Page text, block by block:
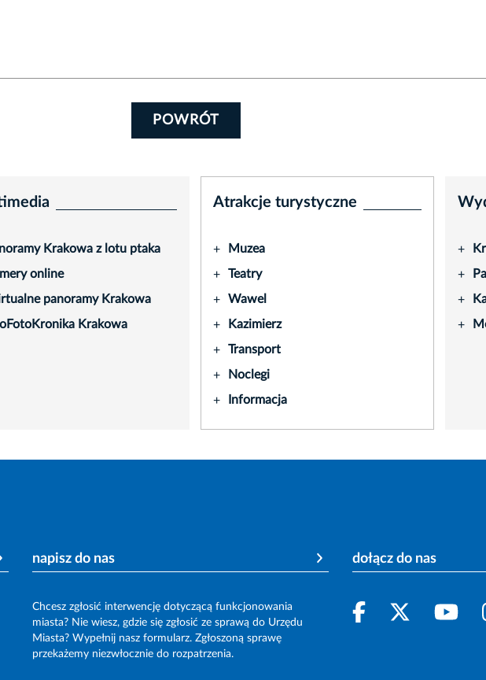
POWRÓT
Krakowa z lotu ptaka
online
panoramy Krakowa
Krakowa
Atrakcje turystyczne
+ Muzea
+ Teatry
+ Wawel
+ Kazimierz
+ Transport
+ Noclegi
+ Informacja
+
+
+
+
napisz do nas
Chcesz zgłosić interwencję dotyczącą funkcjonowania
miasta? Nie wiesz, gdzie się zgłosić ze sprawą do Urzędu
Miasta? Wypełnij nasz formularz. Zgłoszoną sprawę
przekażemy niezwłocznie do rozpatrzenia.
dołącz do nas